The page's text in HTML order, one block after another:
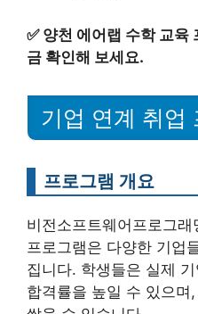
✅ 양천 에어랩 수학 교육
금 확인해 보세요.
기업 연계 취업
프로그램 개요
비전소프트웨어프로그
프로그램은 다양한 기업
집니다. 학생들은 실제
합격률을 높일 수 있으